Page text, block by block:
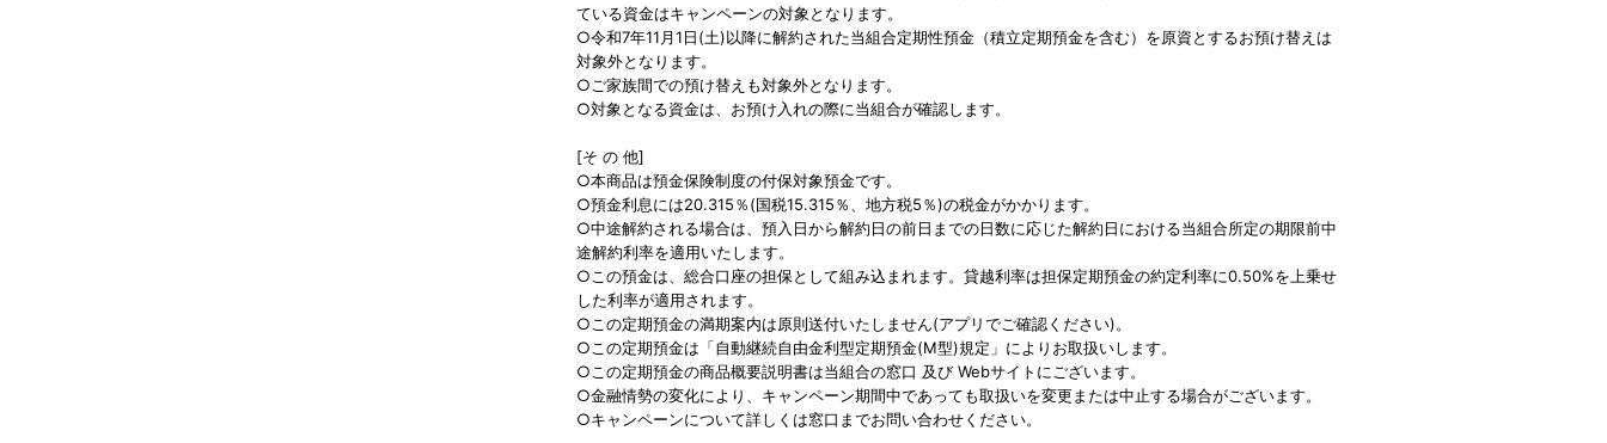
ている資金はキャンペーンの対象となります。
○令和7年11月1日(土)以降に解約された当組合定期性預金（積立定期預金を含む）を原資とするお預け替えは
対象外となります。
○ご家族間での預け替えも対象外となります。
○対象となる資金は、お預け入れの際に当組合が確認します。
[そ の 他]
○本商品は預金保険制度の付保対象預金です。
○預金利息には20.315％(国税15.315％、地方税5％)の税金がかかります。
○中途解約される場合は、預入日から解約日の前日までの日数に応じた解約日における当組合所定の期限前中
途解約利率を適用いたします。
○この預金は、総合口座の担保として組み込まれます。貸越利率は担保定期預金の約定利率に0.50%を上乗せ
した利率が適用されます。
○この定期預金の満期案内は原則送付いたしません(アプリでご確認ください)。
○この定期預金は「自動継続自由金利型定期預金(M型)規定」によりお取扱いします。
○この定期預金の商品概要説明書は当組合の窓口 及び Webサイトにございます。
○金融情勢の変化により、キャンペーン期間中であっても取扱いを変更または中止する場合がございます。
○キャンペーンについて詳しくは窓口までお問い合わせください。